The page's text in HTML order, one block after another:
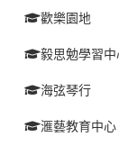
歡樂園地
毅思勉學習中
海弦琴行
滙藝教育中心